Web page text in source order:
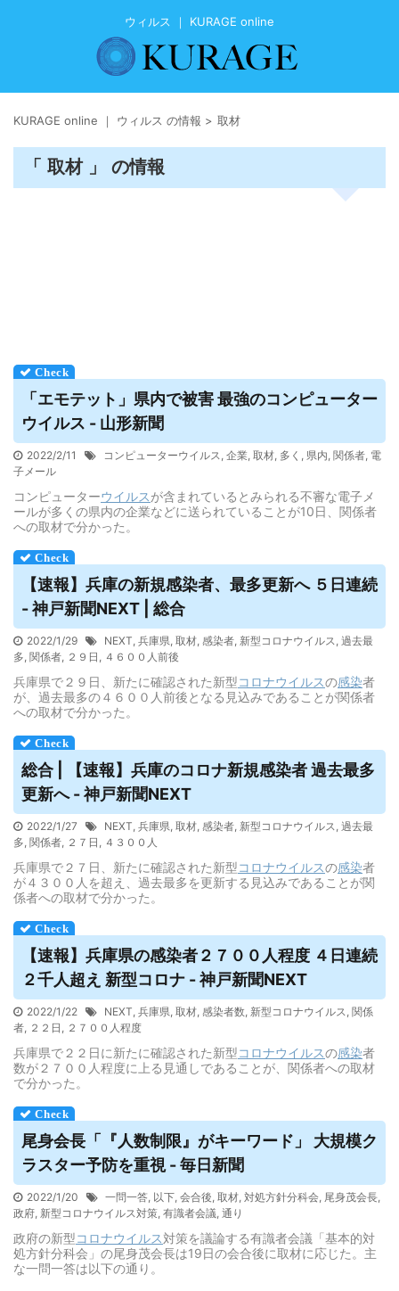
ウィルス ｜ KURAGE online
KURAGE online ｜ ウィルス の情報 > 取材
「 取材 」 の情報
「エモテット」県内で被害 最強のコンピューター
ウイルス - 山形新聞
2022/2/11 コンピューターウイルス, 企業, 取材, 多く , 県内, 関係者, 電
子メール
コンピューターウイルスが含まれているとみられる不審な電子メ
ールが多くの県内の企業などに送られていることが10日、関係者
への取材で分かった。
【速報】兵庫の新規感染者、最多更新へ ５日連続
- 神戸新聞NEXT | 総合
2022/1/29 NEXT, 兵庫県, 取材, 感染者, 新型コロナウイルス, 過去最
多, 関係者, ２９日 , ４６００人前後
兵庫県で２９日、新たに確認された新型コロナウイルスの感染者
が、過去最多の４６００人前後となる見込みであることが関係者
への取材で分かった。
総合 | 【速報】兵庫のコロナ新規感染者 過去最多
更新へ - 神戸新聞NEXT
2022/1/27 NEXT, 兵庫県, 取材, 感染者, 新型コロナウイルス, 過去最
多, 関係者, ２７日 , ４３００人
兵庫県で２７日、新たに確認された新型コロナウイルスの感染者
が４３００人を超え、過去最多を更新する見込みであることが関
係者への取材で分かった。
【速報】兵庫県の感染者２７００人程度 ４日連続
２千人超え 新型コロナ - 神戸新聞NEXT
2022/1/22 NEXT, 兵庫県, 取材, 感染者数, 新型コロナウイルス, 関係
者, ２２日 , ２７００人程度
兵庫県で２２日に新たに確認された新型コロナウイルスの感染者
数が２７００人程度に上る見通しであることが、関係者への取材
で分かった。
尾身会長「『人数制限』がキーワード」 大規模ク
ラスター予防を重視 - 毎日新聞
2022/1/20 一問一答, 以下, 会合後, 取材, 対処方針分科会, 尾身茂会長,
政府, 新型コロナウイルス対策, 有識者会議, 通り
政府の新型コロナウイルス対策を議論する有識者会議「基本的対
処方針分科会」の尾身茂会長は19日の会合後に取材に応じた。主
な一問一答は以下の通り。